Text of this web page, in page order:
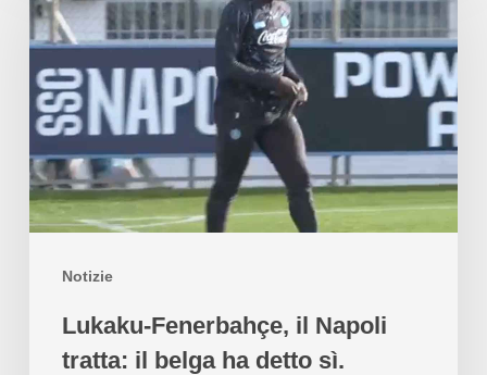
Notizie
Lukaku-Fenerbahçe, il Napoli
tratta: il belga ha detto sì.